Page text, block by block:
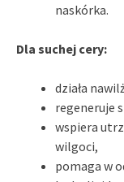
naskórka.
Dla suchej cery:
działa
regeneruje
wspiera
wilgoci,
pomaga w